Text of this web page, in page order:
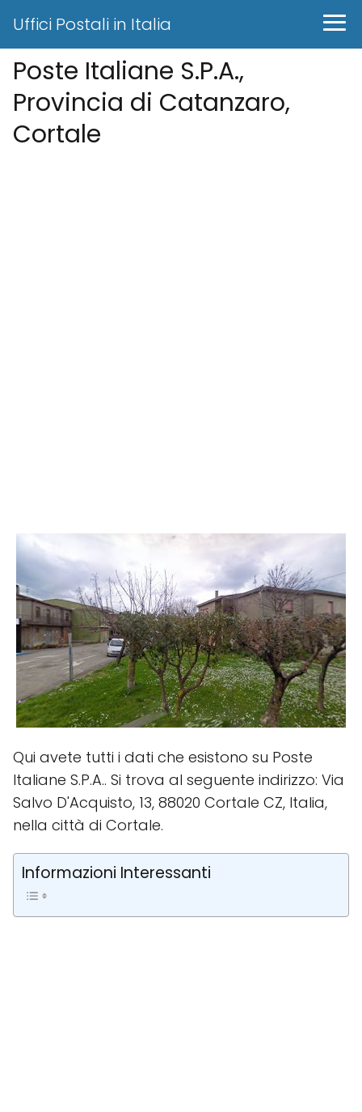
Uffici Postali in Italia
Poste Italiane S.P.A.,
Provincia di Catanzaro,
Cortale
Qui avete tutti i dati che esistono su Poste
Italiane S.P.A.. Si trova al seguente indirizzo: Via
Salvo D'Acquisto, 13, 88020 Cortale CZ, Italia,
nella città di Cortale.
Informazioni Interessanti